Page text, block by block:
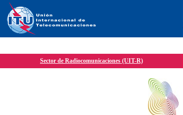
Sector de Radiocomunicaciones (UIT-R)